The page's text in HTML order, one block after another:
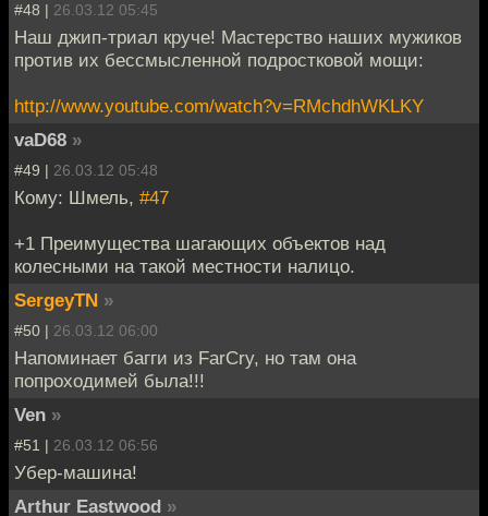
#48 | 26.03.12 05:45
Наш джип-триал круче! Мастерство наших мужиков
против их бессмысленной подростковой мощи:
http://www.youtube.com/watch?v=RMchdhWKLKY
vaD68 »
#49 | 26.03.12 05:48
Кому: Шмель, #47
+1 Преимущества шагающих объектов над
колесными на такой местности налицо.
SergeyTN »
#50 | 26.03.12 06:00
Напоминает багги из FarCry, но там она
попроходимей была!!!
Ven »
#51 | 26.03.12 06:56
Убер-машина!
Arthur Eastwood »